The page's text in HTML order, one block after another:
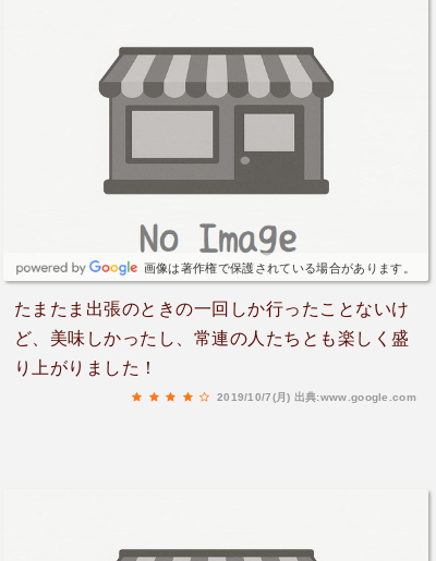
画像は著作権で保護されている場合があります。
たまたま出張のときの一回しか行ったことないけ
ど、美味しかったし、常連の人たちとも楽しく盛
り上がりました！
2019/10/7(月) 出典:www.google.com